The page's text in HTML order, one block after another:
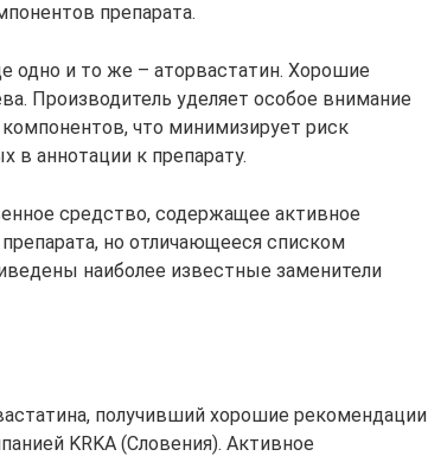
препарата.
и то же – аторвастатин. Хорошие
Производитель уделяет особое внимание
что минимизирует риск
в аннотации к препарату.
средство, содержащее активное
но отличающееся списком
наиболее известные заменители
получивший хорошие рекомендации
KRKA (Словения). Активное